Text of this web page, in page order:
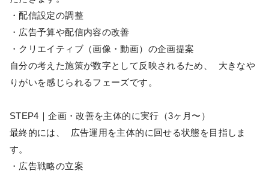
・配信設定の調整
・広告予算や配信内容の改善
・クリエイティブ（画像・動画）の企画提案
自分の考えた施策が数字として反映されるため、 大きなや
りがいを感じられるフェーズです。
STEP4｜企画・改善を主体的に実行（3ヶ月〜）
最終的には、 広告運用を主体的に回せる状態を目指しま
す。
・広告戦略の立案